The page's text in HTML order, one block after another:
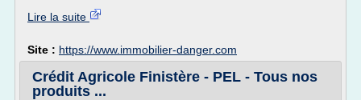
Lire la suite
Site : https://www.immobilier-danger.com
Crédit Agricole Finistère - PEL - Tous nos
produits ...